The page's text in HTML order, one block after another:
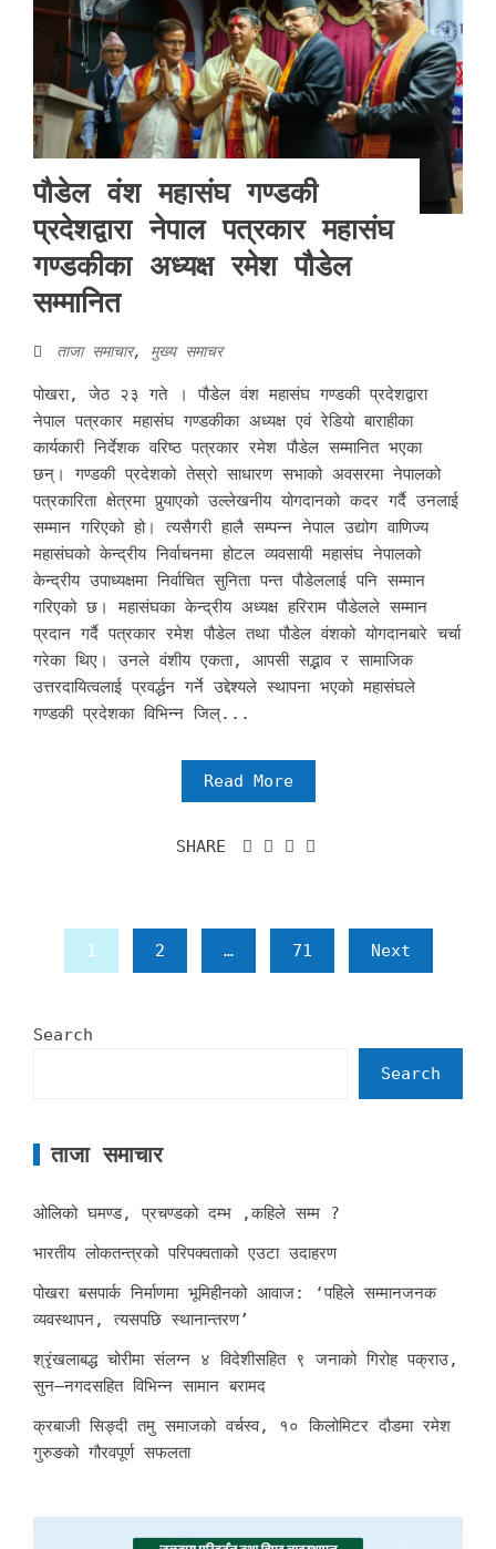
पौडेल वंश महासंघ गण्डकी
प्रदेशद्वारा नेपाल पत्रकार महासंघ
गण्डकीका अध्यक्ष रमेश पौडेल
सम्मानित
ताजा समाचार, मुख्य समाचर
पोखरा, जेठ २३ गते । पौडेल वंश महासंघ गण्डकी प्रदेशद्वारा
नेपाल पत्रकार महासंघ गण्डकीका अध्यक्ष एवं रेडियो बाराहीका
कार्यकारी निर्देशक वरिष्ठ पत्रकार रमेश पौडेल सम्मानित भएका
छन्। गण्डकी प्रदेशको तेस्रो साधारण सभाको अवसरमा नेपालको
पत्रकारिता क्षेत्रमा पुर्‍याएको उल्लेखनीय योगदानको कदर गर्दै उनलाई
सम्मान गरिएको हो। त्यसैगरी हालै सम्पन्न नेपाल उद्योग वाणिज्य
महासंघको केन्द्रीय निर्वाचनमा होटल व्यवसायी महासंघ नेपालको
केन्द्रीय उपाध्यक्षमा निर्वाचित सुनिता पन्त पौडेललाई पनि सम्मान
गरिएको छ। महासंघका केन्द्रीय अध्यक्ष हरिराम पौडेलले सम्मान
प्रदान गर्दै पत्रकार रमेश पौडेल तथा पौडेल वंशको योगदानबारे चर्चा
गरेका थिए। उनले वंशीय एकता, आपसी सद्भाव र सामाजिक
उत्तरदायित्वलाई प्रवर्द्धन गर्ने उद्देश्यले स्थापना भएको महासंघले
गण्डकी प्रदेशका विभिन्न जिल्...
Read More
SHARE
Posts
pagination
1 2 … 71 Next
Search
Search
ताजा समाचार
ओलिको घमण्ड, प्रचण्डको दम्भ ,कहिले सम्म ?
भारतीय लोकतन्त्रको परिपक्वताको एउटा उदाहरण
पोखरा बसपार्क निर्माणमा भूमिहीनको आवाज: ‘पहिले सम्मानजनक
व्यवस्थापन, त्यसपछि स्थानान्तरण’
श्रृंखलाबद्ध चोरीमा संलग्न ४ विदेशीसहित ९ जनाको गिरोह पक्राउ,
सुन–नगदसहित विभिन्न सामान बरामद
क्रबाजी सिङ्दी तमु समाजको वर्चस्व, १० किलोमिटर दौडमा रमेश
गुरुङको गौरवपूर्ण सफलता